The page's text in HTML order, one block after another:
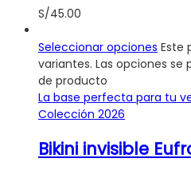
S/45.00
Seleccionar opciones Este
variantes. Las opciones se
de producto
La base perfecta para tu
Colección 2026
Bikini invisible